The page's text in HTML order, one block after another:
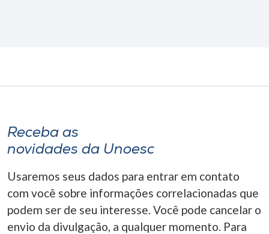
Receba as
novidades da Unoesc
Usaremos seus dados para entrar em contato
com você sobre informações correlacionadas que
podem ser de seu interesse. Você pode cancelar o
envio da divulgação, a qualquer momento. Para